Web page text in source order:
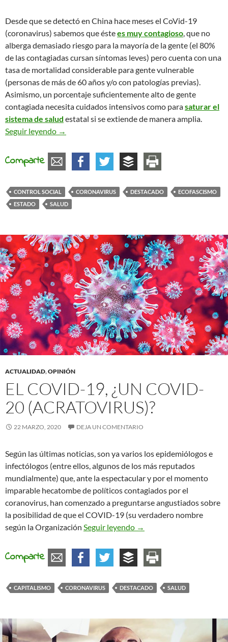
Desde que se detectó en China hace meses el CoVid-19
(coronavirus) sabemos que éstees muy contagioso, que no
alberga demasiado riesgo para la mayoría de la gente (el 80%
de las contagiadas cursan síntomas leves) pero cuenta con una
tasa de mortalidad considerable para gente vulnerable
(personas de más de 60 años y/o con patologías previas).
Asimismo, un porcentaje suficientemente alto de gente
contagiada necesita cuidados intensivos como parasaturar el
sistema de salud estatal si se extiende de manera amplia.
Seguir leyendo La crisis del coronavirus y la amenaza del
→
Comparte
CONTROL SOCIAL CORONAVIRUS DESTACADO
ECOFASCISMO
ESTADO
SALUD
ACTUALIDAD,OPINIÓN
EL COVID-19, ¿UN COVID-
20 (ACRATOVIRUS)?
22 MARZO, 2020 DEJA UN COMENTARIO
Según las últimas noticias, son ya varios los epidemiólogos e
infectólogos (entre ellos, algunos de los más reputados
mundialmente) que, ante la espectacular y por el momento
imparable hecatombe de políticos contagiados por el
coranovirus, han comenzado a preguntarse angustiados sobre
la posibilidad de que el COVID-19 (su verdadero nombre
según la Organización Seguir leyendo El COVID-19, ¿un
→
Comparte
CAPITALISMO CORONAVIRUS DESTACADO SALUD